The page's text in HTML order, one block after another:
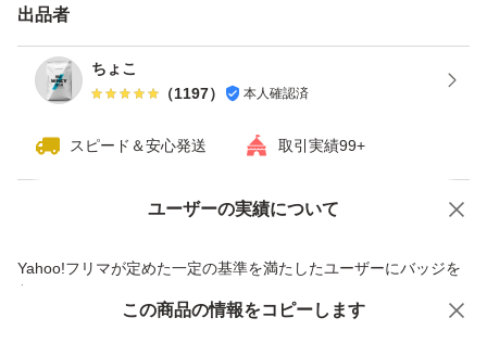
てみて下さい！
質問あれば、気軽にコメント下さい。
よろしくお願いします。
#アミノ酸
出品者
ちょこ
（1197） 本人確認済
スピード＆安心発送 取引実績99+
ユーザーの実績について
Yahoo!フリマが定めた一定の基準を満たしたユーザーにバッジを
付与しています
価格の相談 商品への質問
この商品の情報をコピーします
この商品をみている人にオススメ